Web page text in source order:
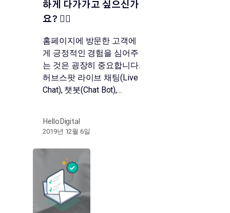
하게 다가가고 싶으신가
요? 🖐🏻
홈페이지에 방문한 고객에
게 긍정적인 경험을 심어주
는 것은 굉장히 중요합니다.
허브스팟 라이브 채팅(Live
Chat), 챗봇(Chat Bot),…
HelloDigital
2019년 12월 6일